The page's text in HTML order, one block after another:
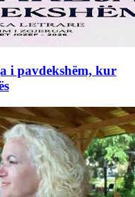
i pavdekshëm, kur